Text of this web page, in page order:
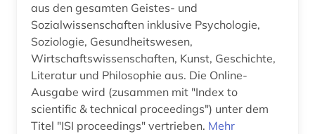
bibliografie (453)
bibliographie (2)
biblioteca nacional (1)
bibliothek (4)
bibliotheksgeschichte (1)
Irland (2)
Israel (1)
Italien (9)
Japan (2)
aus den gesamten Geistes- und
Sozialwissenschaften inklusive Psychologie,
Soziologie, Gesundheitswesen,
Wirtschaftswissenschaften, Kunst, Geschichte,
Literatur und Philosophie aus. Die Online-
Ausgabe wird (zusammen mit "Index to
scientific & technical proceedings") unter dem
Titel "ISI proceedings" vertrieben. Mehr